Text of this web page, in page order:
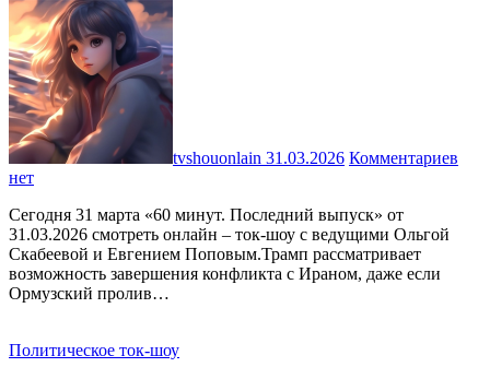
tvshouonlain 31.03.2026 Комментариев
нет
Сегодня 31 марта «60 минут. Последний выпуск» от
31.03.2026 смотреть онлайн – ток-шоу с ведущими Ольгой
Скабеевой и Евгением Поповым.Трамп рассматривает
возможность завершения конфликта с Ираном, даже если
Ормузский пролив…
Политическое ток-шоу